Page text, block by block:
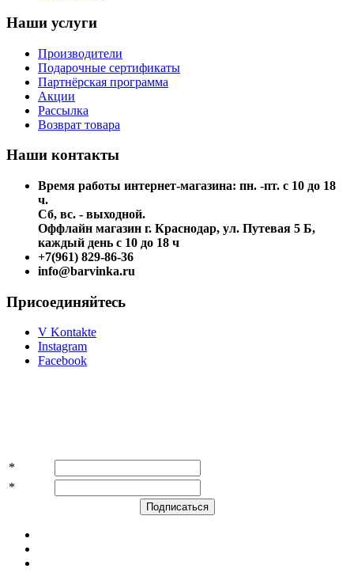
Наши услуги
Производители
Подарочные сертификаты
Партнёрская программа
Акции
Рассылка
Возврат товара
Наши контакты
Время работы интернет-магазина: пн. -пт. с 10 до 18
ч.
Сб, вс. - выходной.
Оффлайн магазин г. Краснодар, ул. Путевая 5 Б,
каждый день с 10 до 18 ч
+7(961) 829-86-36
info@barvinka.ru
Присоединяйтесь
V Kontakte
Instagram
Facebook
*
*